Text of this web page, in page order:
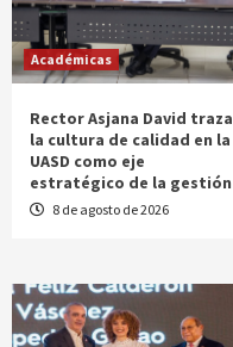
Académicas
Rector Asjana David traza
la cultura de calidad en la
UASD como eje
estratégico de la gestión
8 de agosto de 2026